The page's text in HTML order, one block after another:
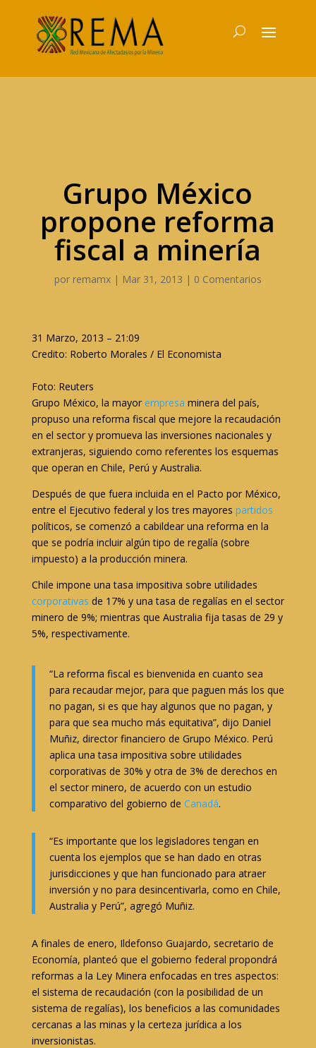
Grupo México
propone reforma
fiscal a minería
por remamx| Mar 31, 2013 | 0 Comentarios
31 Marzo, 2013 – 21:09
Credito: Roberto Morales / El Economista
Foto: Reuters
Grupo México, la mayor empresa minera del país,
propuso una reforma fiscal que mejore la recaudación
en el sector y promueva las inversiones nacionales y
extranjeras, siguiendo como referentes los esquemas
que operan en Chile, Perú y Australia.
Después de que fuera incluida en el Pacto por México,
entre el Ejecutivo federal y los tres mayores partidos
políticos, se comenzó a cabildear una reforma en la
que se podría incluir algún tipo de regalía (sobre
impuesto) a la producción minera.
Chile impone una tasa impositiva sobre utilidades
corporativas de 17% y una tasa de regalías en el sector
minero de 9%; mientras que Australia fija tasas de 29 y
5%, respectivamente.
“La reforma fiscal es bienvenida en cuanto sea
para recaudar mejor, para que paguen más los que
no pagan, si es que hay algunos que no pagan, y
para que sea mucho más equitativa”, dijo Daniel
Muñiz, director financiero de Grupo México. Perú
aplica una tasa impositiva sobre utilidades
corporativas de 30% y otra de 3% de derechos en
el sector minero, de acuerdo con un estudio
comparativo del gobierno de Canadá.
“Es importante que los legisladores tengan en
cuenta los ejemplos que se han dado en otras
jurisdicciones y que han funcionado para atraer
inversión y no para desincentivarla, como en Chile,
Australia y Perú”, agregó Muñiz.
A finales de enero, Ildefonso Guajardo, secretario de
Economía, planteó que el gobierno federal propondrá
reformas a la Ley Minera enfocadas en tres aspectos:
el sistema de recaudación (con la posibilidad de un
sistema de regalías), los beneficios a las comunidades
cercanas a las minas y la certeza jurídica a los
inversionistas.